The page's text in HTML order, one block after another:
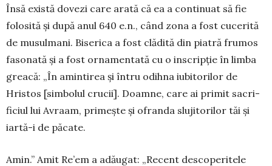
Însă e­xis­tă do­vezi care arată că ea a con­tinuat să fie
folosită şi după anul 640 e.n., când zona a fost cu­cerită
de mu­sul­mani. Biserica a fost clădită din piatră frumos
fa­sonată şi a fost orna­mentată cu o ins­crip­ţie în limba
grea­că: „În amintirea şi întru odihna iu­bi­torilor de
Hristos [sim­bolul cru­cii]. Doam­ne, care ai primit sa­cri­
ficiul lui Avraam, primeşte şi ofranda slujitorilor tăi şi
iar­tă-i de pă­cate.
Amin.” Amit Re’em a adău­gat: „Recent descope­ritele